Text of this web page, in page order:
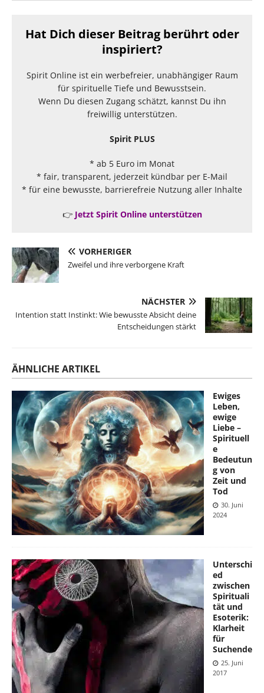
Hat Dich dieser Beitrag berührt oder
inspiriert?
Spirit Online ist ein werbefreier, unabhängiger Raum
für spirituelle Tiefe und Bewusstsein.
Wenn Du diesen Zugang schätzt, kannst Du ihn
freiwillig unterstützen.
Spirit PLUS
* ab 5 Euro im Monat
* fair, transparent, jederzeit kündbar per E-Mail
* für eine bewusste, barrierefreie Nutzung aller Inhalte
👉 Jetzt Spirit Online unterstützen
VORHERIGER
Zweifel und ihre verborgene Kraft
NÄCHSTER
Intention statt Instinkt: Wie bewusste Absicht deine
Entscheidungen stärkt
ÄHNLICHE ARTIKEL
Ewiges
Leben,
ewige
Liebe –
Spirituell
e
Bedeutun
g von
Zeit und
Tod
30. Juni
2024
Unterschi
ed
zwischen
Spirituali
tät und
Esoterik:
Klarheit
für
Suchende
25. Juni
2017